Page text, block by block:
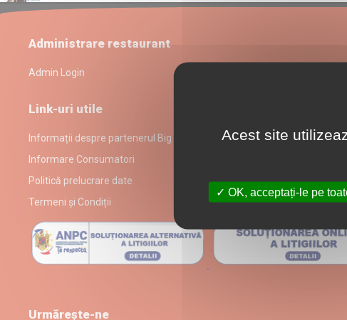
Administrare restaurant
Admin Login
Link-uri utile
Informații despre partenerul Big Brother Delivery
Informare Consumatori
Politică prelucrare date
Termeni și Condiții
Urmărește-ne
Acest site
OK, acceptați-le pe